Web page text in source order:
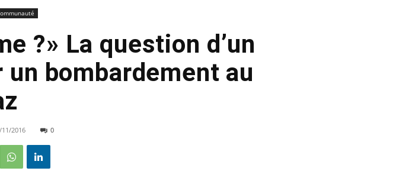
?» La question d’un
bombardement au
11/2016 0